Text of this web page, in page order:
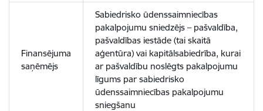
Finansējuma
saņēmējs
Sabiedrisko ūdenssaimniecības
pakalpojumu sniedzējs – pašvaldība,
pašvaldības iestāde (tai skaitā
aģentūra) vai kapitālsabiedrība, kurai
ar pašvaldību noslēgts pakalpojumu
līgums par sabiedrisko
ūdenssaimniecības pakalpojumu
sniegšanu